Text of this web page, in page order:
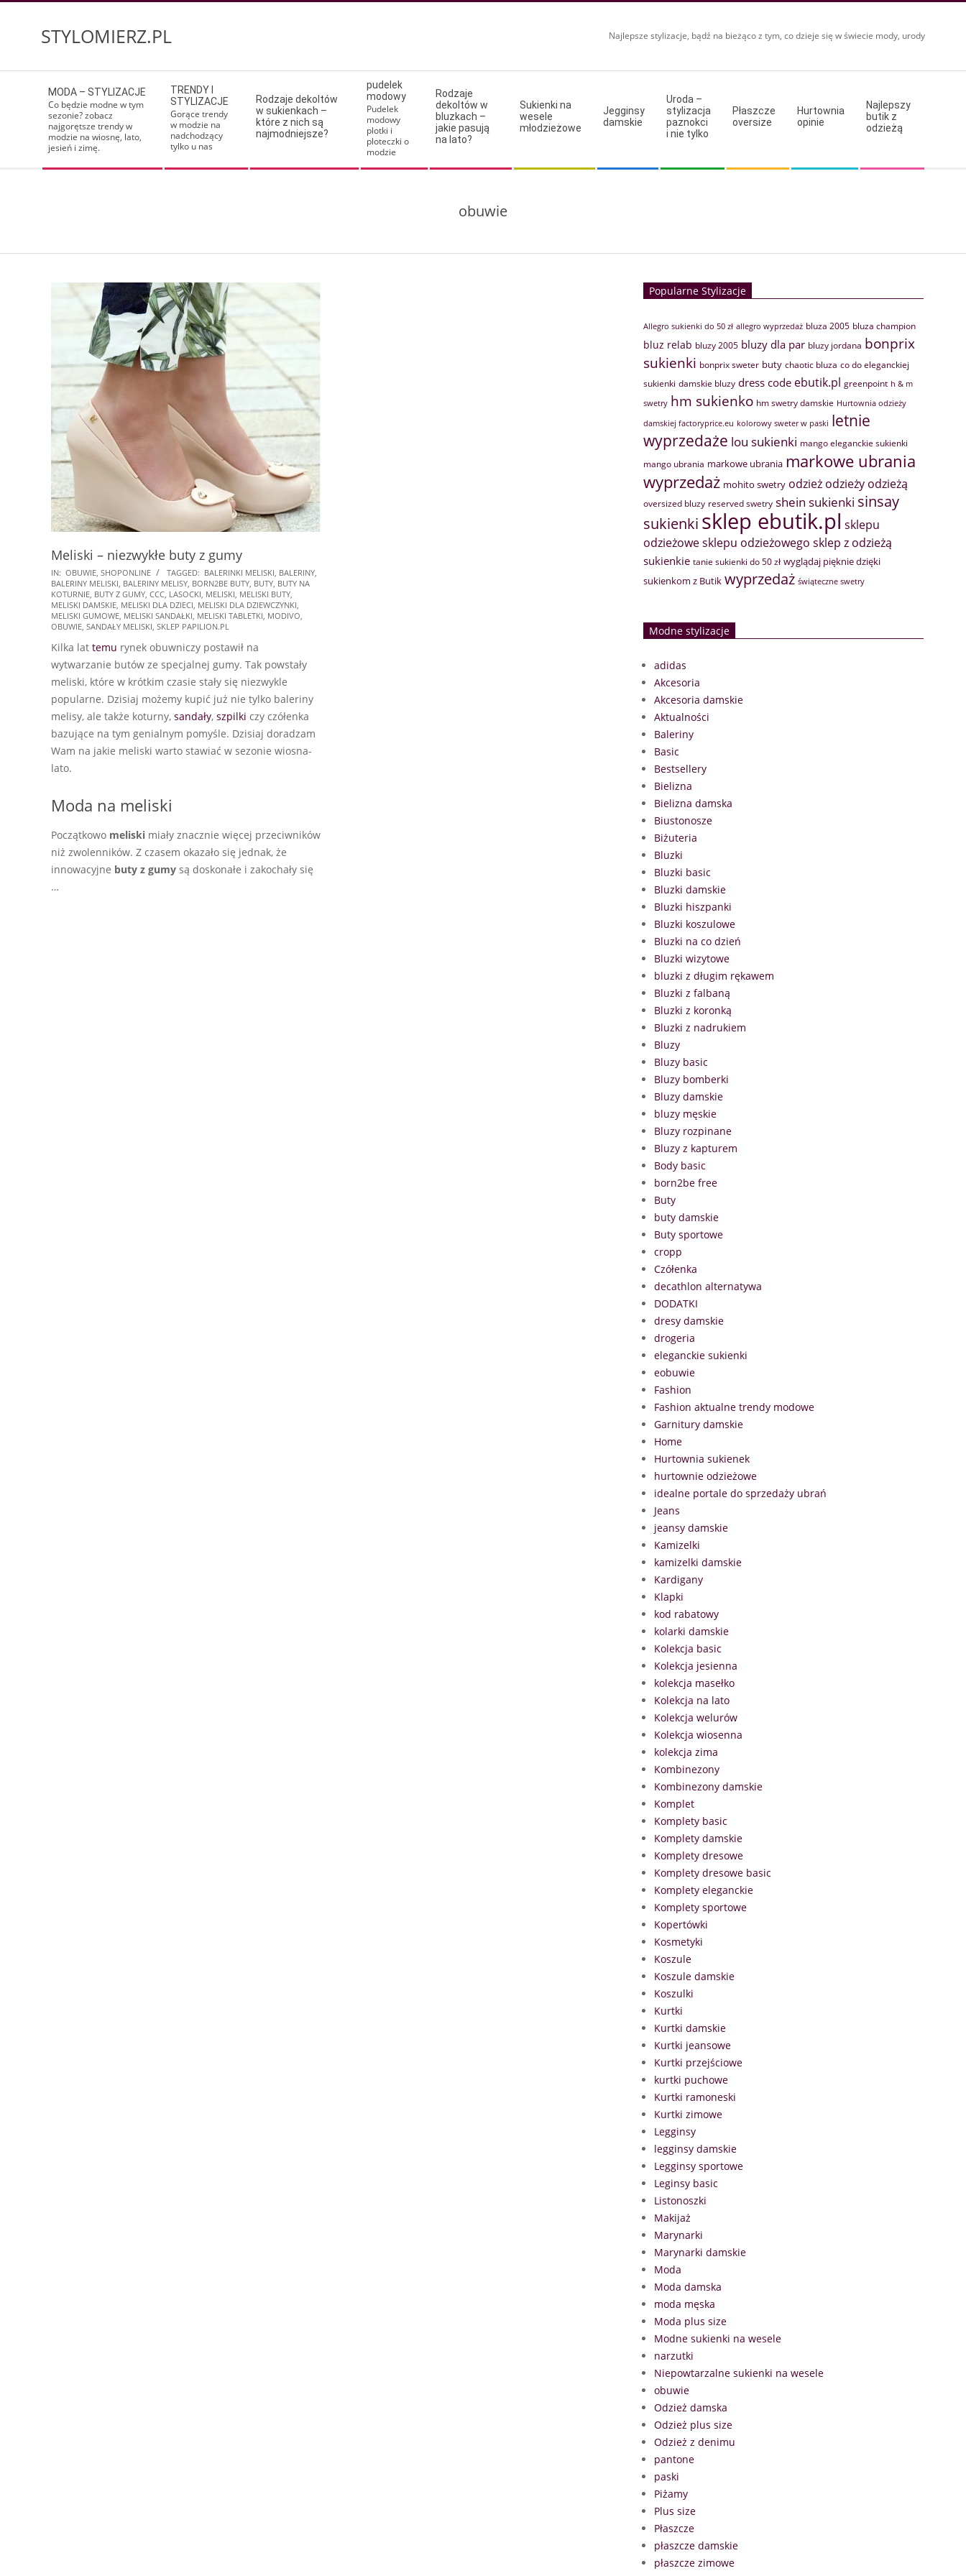
STYLOMIERZ.PL Najlepsze stylizacje, bądź na bieżąco z tym, co dzieje się w świecie mody, urody
Navigation
Menu
MODA – STYLIZACJE
Co będzie modne w tym
sezonie? zobacz
najgorętsze trendy w
modzie na wiosnę, lato,
jesień i zimę.
TRENDY I
STYLIZACJE
Gorące trendy
w modzie na
nadchodzący
tylko u nas
Rodzaje dekoltów
w sukienkach –
które z nich są
najmodniejsze?
pudelek
modowy
Pudelek
modowy
plotki i
ploteczki o
modzie
Rodzaje
dekoltów w
bluzkach –
jakie pasują
na lato?
Sukienki na
wesele
młodzieżowe
Jegginsy
damskie
Uroda –
stylizacja
paznokci
i nie tylko
Płaszcze
oversize
Hurtownia
opinie
Najlepszy
butik z
odzieżą
obuwie
Meliski – niezwykłe buty z gumy
2025-
01-
27
IN: OBUWIE, SHOPONLINE TAGGED: BALERINKI MELISKI, BALERINY,
BALERINY MELISKI, BALERINY MELISY, BORN2BE BUTY, BUTY, BUTY NA
KOTURNIE, BUTY Z GUMY, CCC, LASOCKI, MELISKI, MELISKI BUTY,
MELISKI DAMSKIE, MELISKI DLA DZIECI, MELISKI DLA DZIEWCZYNKI,
MELISKI GUMOWE, MELISKI SANDAŁKI, MELISKI TABLETKI, MODIVO,
OBUWIE, SANDAŁY MELISKI, SKLEP PAPILION.PL
Kilka lat temu rynek obuwniczy postawił na
wytwarzanie butów ze specjalnej gumy. Tak powstały
meliski, które w krótkim czasie stały się niezwykle
popularne. Dzisiaj możemy kupić już nie tylko baleriny
melisy, ale także koturny, sandały, szpilki czy czółenka
bazujące na tym genialnym pomyśle. Dzisiaj doradzam
Wam na jakie meliski warto stawiać w sezonie wiosna-
lato.
Moda na meliski
Początkowo meliski miały znacznie więcej przeciwników
niż zwolenników. Z czasem okazało się jednak, że
innowacyjne buty z gumy są doskonałe i zakochały się
…
Popularne Stylizacje
Allegro sukienki do 50 zł allegro wyprzedaż bluza 2005 bluza champion
bluz relab bluzy 2005 bluzy dla par bluzy jordana bonprix
sukienki bonprix sweter buty chaotic bluza co do eleganckiej
sukienki damskie bluzy dress code ebutik.pl greenpoint h & m
swetry hm sukienko hm swetry damskie Hurtownia odzieży
damskiej factoryprice.eu kolorowy sweter w paski letnie
wyprzedaże lou sukienki mango eleganckie sukienki
mango ubrania markowe ubrania markowe ubrania
wyprzedaż mohito swetry odzież odzieży odzieżą
oversized bluzy reserved swetry shein sukienki sinsay
sukienki sklep ebutik.pl sklepu
odzieżowesklepu odzieżowego sklep z odzieżą
sukienkie tanie sukienki do 50 zł wyglądaj pięknie dzięki
sukienkom z Butik wyprzedaż świąteczne swetry
Modne stylizacje
adidas
Akcesoria
Akcesoria damskie
Aktualności
Baleriny
Basic
Bestsellery
Bielizna
Bielizna damska
Biustonosze
Biżuteria
Bluzki
Bluzki basic
Bluzki damskie
Bluzki hiszpanki
Bluzki koszulowe
Bluzki na co dzień
Bluzki wizytowe
bluzki z długim rękawem
Bluzki z falbaną
Bluzki z koronką
Bluzki z nadrukiem
Bluzy
Bluzy basic
Bluzy bomberki
Bluzy damskie
bluzy męskie
Bluzy rozpinane
Bluzy z kapturem
Body basic
born2be free
Buty
buty damskie
Buty sportowe
cropp
Czółenka
decathlon alternatywa
DODATKI
dresy damskie
drogeria
eleganckie sukienki
eobuwie
Fashion
Fashion aktualne trendy modowe
Garnitury damskie
Home
Hurtownia sukienek
hurtownie odzieżowe
idealne portale do sprzedaży ubrań
Jeans
jeansy damskie
Kamizelki
kamizelki damskie
Kardigany
Klapki
kod rabatowy
kolarki damskie
Kolekcja basic
Kolekcja jesienna
kolekcja masełko
Kolekcja na lato
Kolekcja welurów
Kolekcja wiosenna
kolekcja zima
Kombinezony
Kombinezony damskie
Komplet
Komplety basic
Komplety damskie
Komplety dresowe
Komplety dresowe basic
Komplety eleganckie
Komplety sportowe
Kopertówki
Kosmetyki
Koszule
Koszule damskie
Koszulki
Kurtki
Kurtki damskie
Kurtki jeansowe
Kurtki przejściowe
kurtki puchowe
Kurtki ramoneski
Kurtki zimowe
Legginsy
legginsy damskie
Legginsy sportowe
Leginsy basic
Listonoszki
Makijaż
Marynarki
Marynarki damskie
Moda
Moda damska
moda męska
Moda plus size
Modne sukienki na wesele
narzutki
Niepowtarzalne sukienki na wesele
obuwie
Odzież damska
Odzież plus size
Odzież z denimu
pantone
paski
Piżamy
Plus size
Płaszcze
płaszcze damskie
płaszcze zimowe